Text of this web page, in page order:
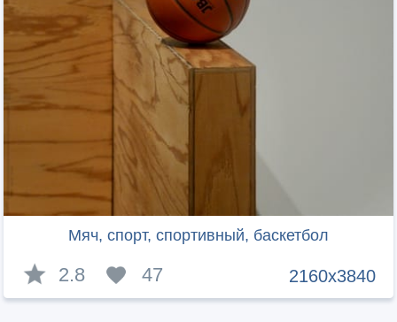
Мяч, спорт, спортивный, баскетбол
2160x3840
2.8 47